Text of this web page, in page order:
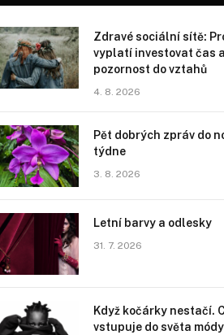
Zdravé sociální sítě:
vyplatí investovat čas a
pozornost do vztahů
4. 8. 2026
Pět dobrých zpráv do
týdne
3. 8. 2026
Letní barvy a odlesky
31. 7. 2026
Když kočárky nestačí.
vstupuje do světa